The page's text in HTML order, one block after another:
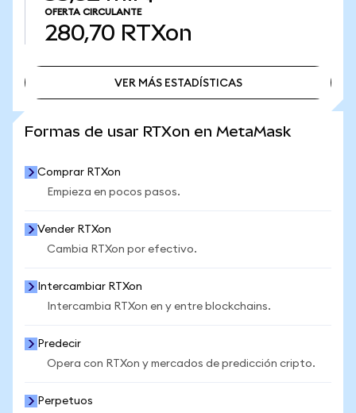
OFERTA CIRCULANTE
280,70 RTXon
VER MÁS ESTADÍSTICAS
Formas de usar RTXon en MetaMask
Comprar RTXon
Empieza en pocos pasos.
Vender RTXon
Cambia RTXon por efectivo.
Intercambiar RTXon
Intercambia RTXon en y entre blockchains.
Predecir
Opera con RTXon y mercados de predicción cripto.
Perpetuos